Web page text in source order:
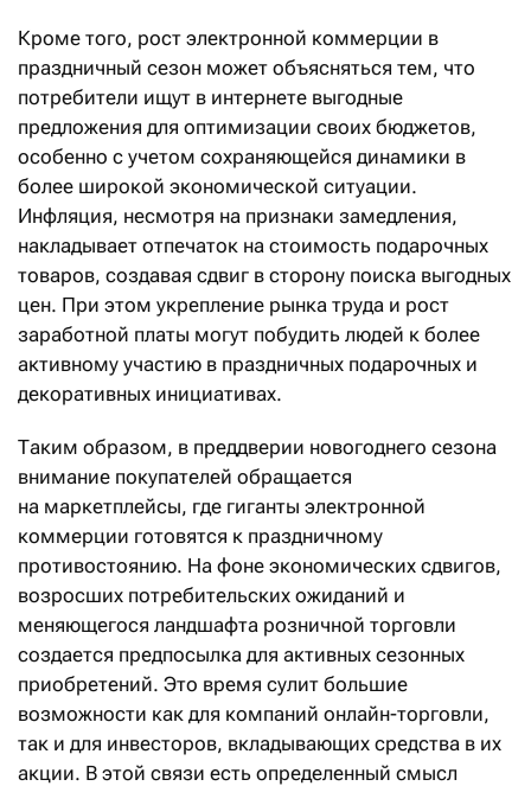
Кроме того, рост электронной коммерции в
праздничный сезон может объясняться тем, что
потребители ищут в интернете выгодные
предложения для оптимизации своих бюджетов,
особенно с учетом сохраняющейся динамики в
более широкой экономической ситуации.
Инфляция, несмотря на признаки замедления,
накладывает отпечаток на стоимость подарочных
товаров, создавая сдвиг в сторону поиска выгодных
цен. При этом укрепление рынка труда и рост
заработной платы могут побудить людей к более
активному участию в праздничных подарочных и
декоративных инициативах.
Таким образом, в преддверии новогоднего сезона
внимание покупателей обращается
на маркетплейсы, где гиганты электронной
коммерции готовятся к праздничному
противостоянию. На фоне экономических сдвигов,
возросших потребительских ожиданий и
меняющегося ландшафта розничной торговли
создается предпосылка для активных сезонных
приобретений. Это время сулит большие
возможности как для компаний онлайн-торговли,
так и для инвесторов, вкладывающих средства в их
акции. В этой связи есть определенный смысл